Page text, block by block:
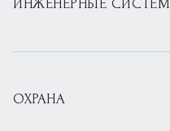
ИНЖЕНЕРНЫЕ
ОХРАНА